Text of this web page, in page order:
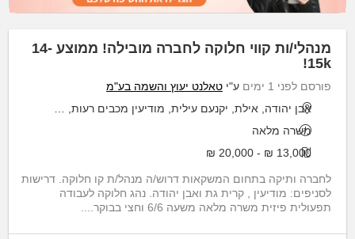
מנהלי/ות קווי חלוקה לחברה מובילה! ממוצע 14-
15k!
פורסם לפני 1 ימים ע"י טאלנט יעוץ והשמה בע"מ
אבן יהודה, אילת, יקנעם עילית, מודיעין מכבים רעות, קריית גת
משרה מלאה
13,000 ₪ - 20,000 ₪
לחברה ותיקה בתחום המשקאות דרוש/ה מנהל/ת קו חלוקה. דרישות
לסניפים: מודיעין , קרית גת ואבן יהודה. נהג חלוקה לעבודה
תפעולית פיזית משרה מלאה משעה 6/6 וחצי בבוקר....